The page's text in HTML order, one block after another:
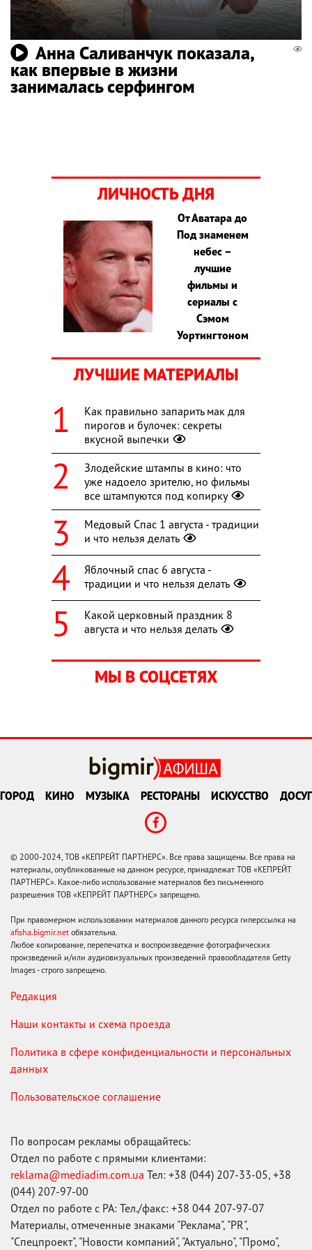
Анна Саливанчук показала,
как впервые в жизни
занималась серфингом
ЛИЧНОСТЬ ДНЯ
От Аватара до
Под знаменем
небес –
лучшие
фильмы и
сериалы с
Сэмом
Уортингтоном
ЛУЧШИЕ МАТЕРИАЛЫ
Как правильно запарить мак для
пирогов и булочек: секреты
вкусной выпечки
Злодейские штампы в кино: что
уже надоело зрителю, но фильмы
все штампуются под копирку
Медовый Спас 1 августа - традиции
и что нельзя делать
Яблочный спас 6 августа -
традиции и что нельзя делать
Какой церковный праздник 8
августа и что нельзя делать
МЫ В СОЦСЕТЯХ
ГОРОД КИНО МУЗЫКА РЕСТОРАНЫ ИСКУССТВО ДОСУГ
© 2000-2024, ТОВ «КЕПРЕЙТ ПАРТНЕРС». Все права защищены. Все права на
материалы, опубликованные на данном ресурсе, принадлежат ТОВ «КЕПРЕЙТ
ПАРТНЕРС». Какое-либо использование материалов без письменного
разрешения ТОВ «КЕПРЕЙТ ПАРТНЕРС» запрещено.
При правомерном использовании материалов данного ресурса гиперссылка на
afisha.bigmir.net обязательна.
Любое копирование, перепечатка и воспроизведение фотографических
произведений и/или аудиовизуальных произведений правообладателя Getty
Images - строго запрещено.
Редакция
Наши контакты и схема проезда
Политика в сфере конфиденциальности и персональных
данных
Пользовательское соглашение
По вопросам рекламы обращайтесь:
Отдел по работе с прямыми клиентами:
reklama@mediadim.com.ua Тел: +38 (044) 207-33-05, +38
(044) 207-97-00
Отдел по работе с РА: Тел./факс: +38 044 207-97-07
Материалы, отмеченные знаками "Реклама", "PR",
"Спецпроект", "Новости компаний", "Актуально", "Промо",